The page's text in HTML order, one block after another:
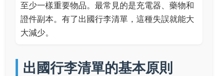
至少一樣重要物品。最常見的是充電器、藥物和
證件副本。有了出國行李清單，這種失誤就能大
大減少。
出國行李清單的基本原則